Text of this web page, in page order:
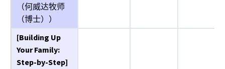
（何威达牧师
（博士））
[Building Up
Your Family:
Step-by-Step]